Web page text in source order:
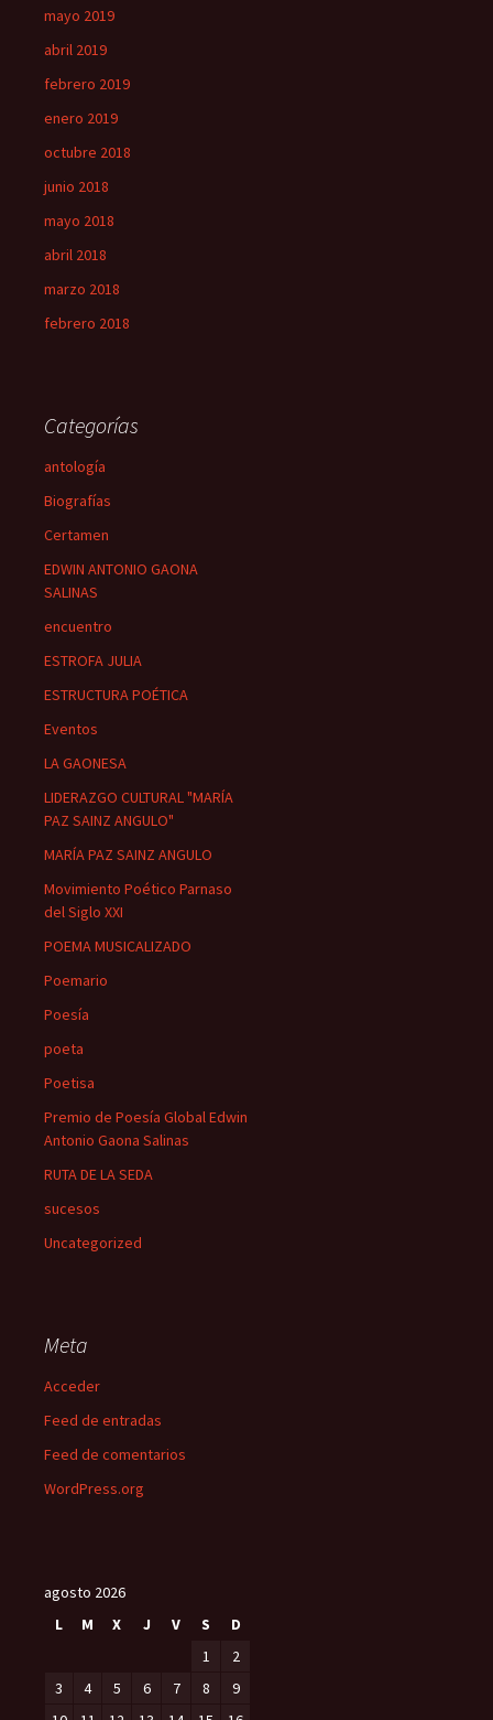
mayo 2019
abril 2019
febrero 2019
enero 2019
octubre 2018
junio 2018
mayo 2018
abril 2018
marzo 2018
febrero 2018
Categorías
antología
Biografías
Certamen
EDWIN ANTONIO GAONA
SALINAS
encuentro
ESTROFA JULIA
ESTRUCTURA POÉTICA
Eventos
LA GAONESA
LIDERAZGO CULTURAL "MARÍA
PAZ SAINZ ANGULO"
MARÍA PAZ SAINZ ANGULO
Movimiento Poético Parnaso
del Siglo XXI
POEMA MUSICALIZADO
Poemario
Poesía
poeta
Poetisa
Premio de Poesía Global Edwin
Antonio Gaona Salinas
RUTA DE LA SEDA
sucesos
Uncategorized
Meta
Acceder
Feed de entradas
Feed de comentarios
WordPress.org
agosto 2026
L
M X J V S
D
1
2
3
4 5 6 7 8
9